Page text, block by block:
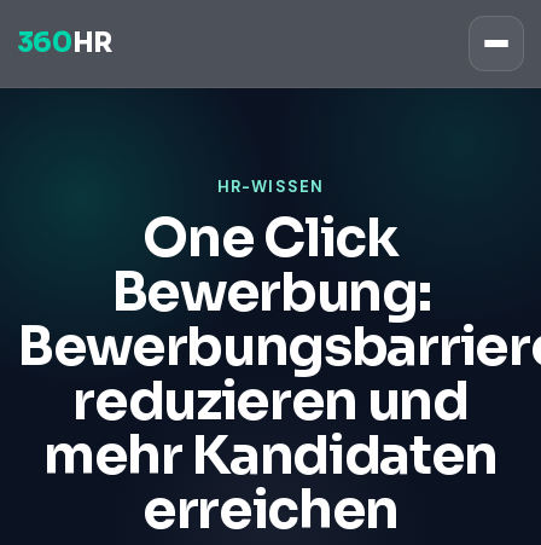
360 HR
HR-WISSEN
One Click
Bewerbung:
reduzieren und
mehr Kandidaten
erreichen